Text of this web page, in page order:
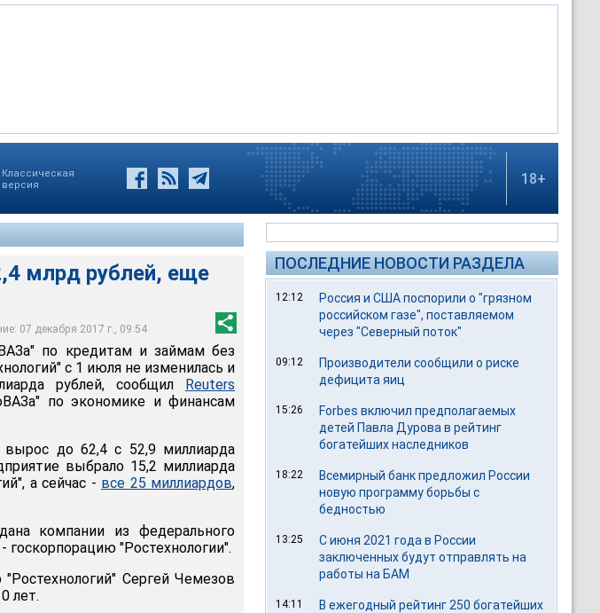
Классическая
версия
18+
млрд рублей, еще
07 декабря 2017 г., 09:54
увязнув в долгах
по кредитам и займам без
с 1 июля не изменилась и
рублей, сообщил Reuters
по экономике и финансам
до 62,4 с 52,9 миллиарда
выбрало 15,2 миллиарда
а сейчас - все 25 миллиардов,
компании из федерального
"Ростехнологии".
Сергей Чемезов
лет.
ПОСЛЕДНИЕ НОВОСТИ РАЗДЕЛА
12:12
Россия и США поспорили о "грязном
российском газе", поставляемом
через "Северный поток"
09:12
Производители сообщили о риске
дефицита яиц
15:26
Forbes включил предполагаемых
детей Павла Дурова в рейтинг
богатейших наследников
18:22
Всемирный банк предложил России
новую программу борьбы с
бедностью
13:25
С июня 2021 года в России
заключенных будут отправлять на
работы на БАМ
14:11
В ежегодный рейтинг 250 богатейших